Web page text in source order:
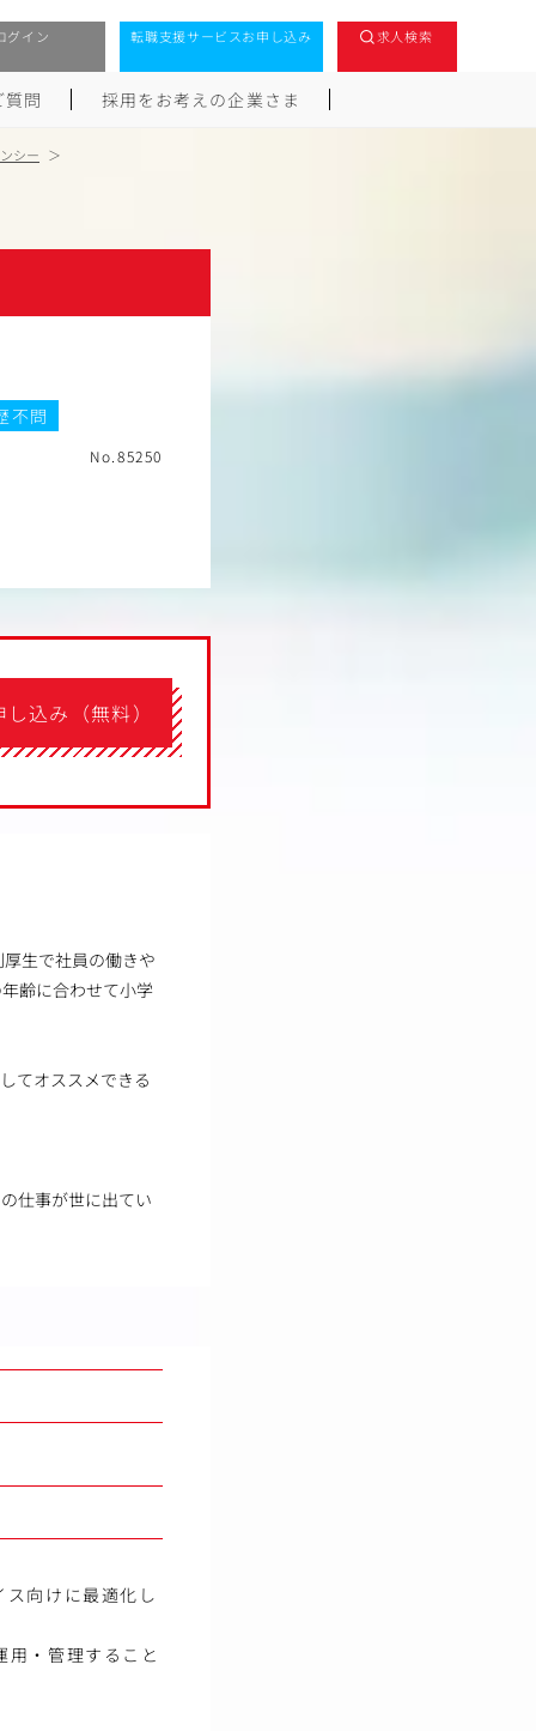
グイン 転職支援サービスお申し込み 求人検索
問 採用をお考えの企業さま
シー
不問
No.85250
込み（無料）
生で社員の働きや
齢に合わせて小学
てオススメできる
仕事が世に出てい
向けに最適化し
・管理すること